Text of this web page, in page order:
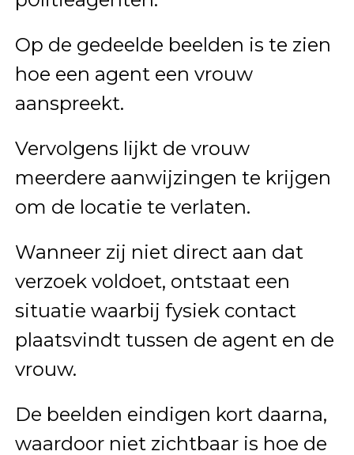
Op de gedeelde beelden is te zien
hoe een agent een vrouw
aanspreekt.
Vervolgens lijkt de vrouw
meerdere aanwijzingen te krijgen
om de locatie te verlaten.
Wanneer zij niet direct aan dat
verzoek voldoet, ontstaat een
situatie waarbij fysiek contact
plaatsvindt tussen de agent en de
vrouw.
De beelden eindigen kort daarna,
waardoor niet zichtbaar is hoe de